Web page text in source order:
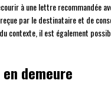
à une lettre recommandée
par le destinataire et de
il est également
demeure